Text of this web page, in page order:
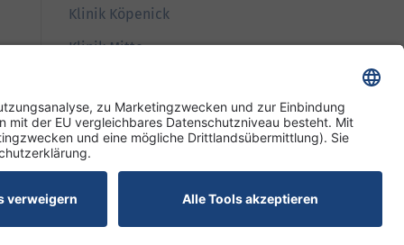
Klinik Köpenick
Klinik Mitte
Wiegmann Klinik
Pflege und Wohnen Mariendorf